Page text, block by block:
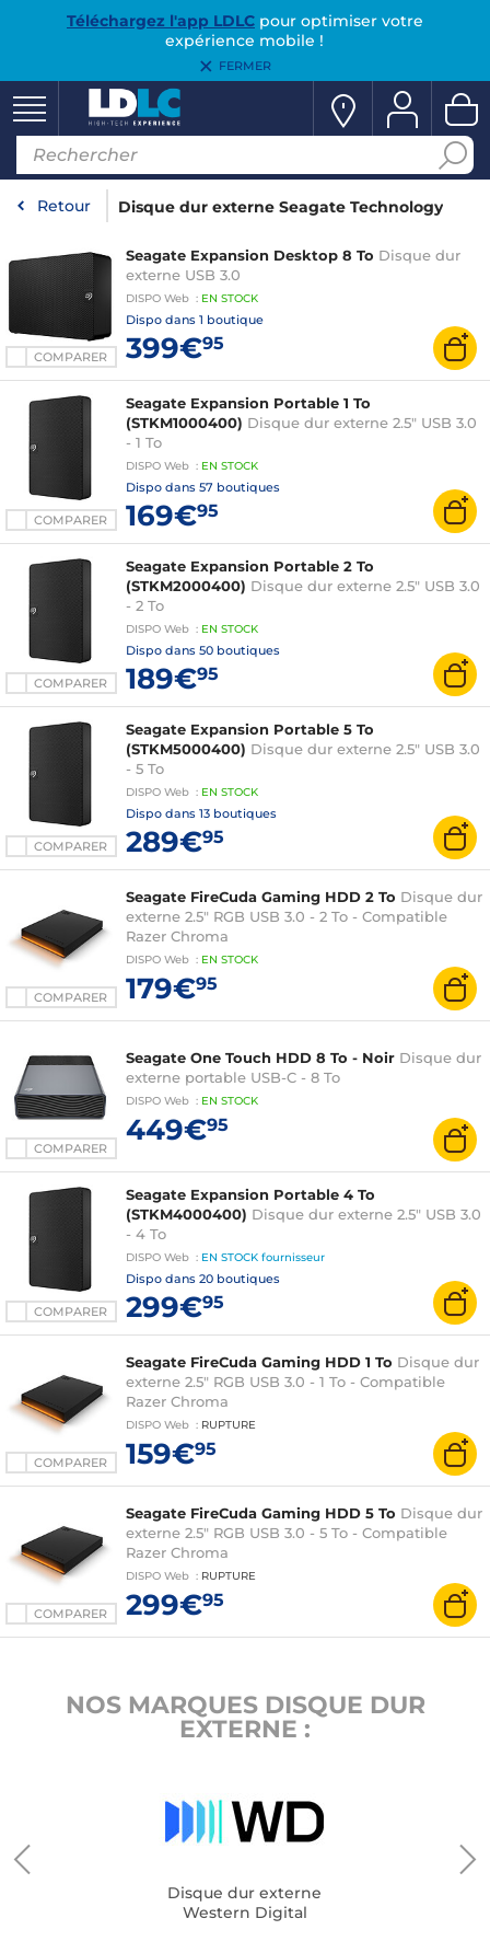
Téléchargez l'app LDLCpour optimiser votre
expérience mobile !
FERMER
Retour Disque dur externe Seagate Technology
COMPARER
Seagate Expansion Desktop 8 To Disque dur
externe USB 3.0
DISPO Web : EN STOCK
Dispo dans 1 boutique
399€95
COMPARER
Seagate Expansion Portable 1 To
(STKM1000400) Disque dur externe 2.5" USB 3.0
- 1 To
DISPO Web : EN STOCK
Dispo dans 57 boutiques
169€95
COMPARER
Seagate Expansion Portable 2 To
(STKM2000400) Disque dur externe 2.5" USB 3.0
- 2 To
DISPO Web : EN STOCK
Dispo dans 50 boutiques
189€95
COMPARER
Seagate Expansion Portable 5 To
(STKM5000400) Disque dur externe 2.5" USB 3.0
- 5 To
DISPO Web : EN STOCK
Dispo dans 13 boutiques
289€95
COMPARER
Seagate FireCuda Gaming HDD 2 To Disque dur
externe 2.5" RGB USB 3.0 - 2 To - Compatible
Razer Chroma
DISPO Web : EN STOCK
179€95
COMPARER
Seagate One Touch HDD 8 To - Noir Disque dur
externe portable USB-C - 8 To
DISPO Web : EN STOCK
449€95
COMPARER
Seagate Expansion Portable 4 To
(STKM4000400) Disque dur externe 2.5" USB 3.0
- 4 To
DISPO Web : EN STOCK fournisseur
Dispo dans 20 boutiques
299€95
COMPARER
Seagate FireCuda Gaming HDD 1 To Disque dur
externe 2.5" RGB USB 3.0 - 1 To - Compatible
Razer Chroma
DISPO Web : RUPTURE
159€95
COMPARER
Seagate FireCuda Gaming HDD 5 To Disque dur
externe 2.5" RGB USB 3.0 - 5 To - Compatible
Razer Chroma
DISPO Web : RUPTURE
299€95
NOS MARQUES DISQUE DUR
EXTERNE :
Disque dur externe
Western Digital